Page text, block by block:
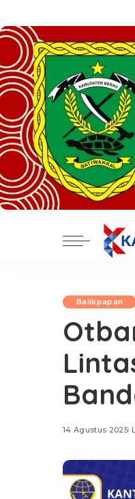
Balikpapan
14 Agustus 2025